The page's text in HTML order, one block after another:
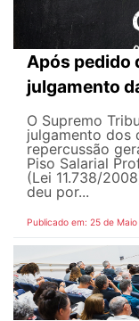
Após pedido
julgamento
O Supremo
julgamento dos
repercussão
Piso Salarial
(Lei 11.738/
deu por...
Publicado em: 25 de